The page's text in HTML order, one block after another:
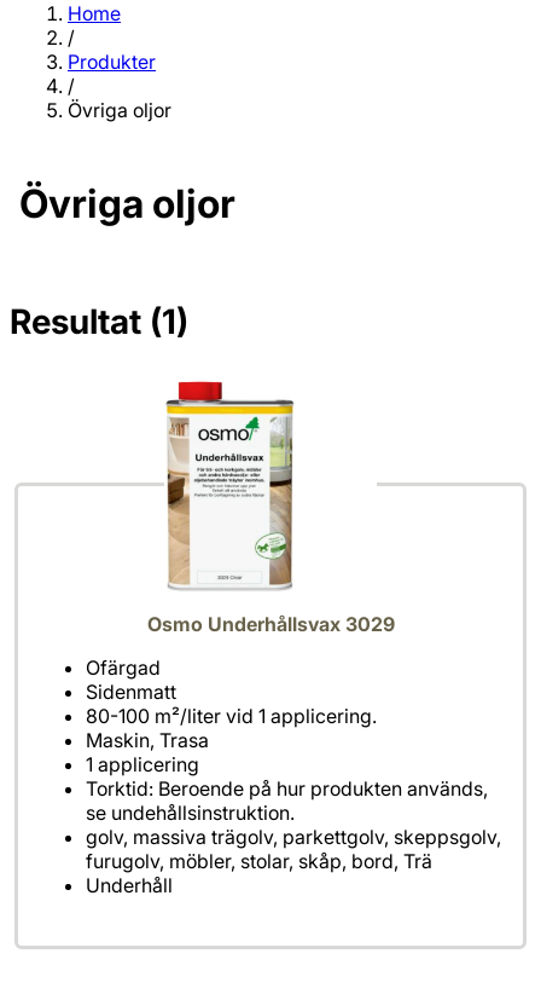
Home
/
Produkter
/
Övriga oljor
Övriga oljor
Resultat (1)
Osmo Underhållsvax 3029
Torktid: Beroende på hur produkten används,
golv, massiva trägolv, parkettgolv, skeppsgolv,
Underhåll